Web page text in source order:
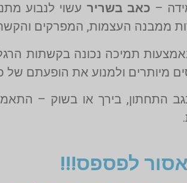
– כאב בשריר עשוי לנבוע
ממבנה העצמות, המפרקים
תמיכה נכונה בקשתות
מיותרים ולמנוע את הופעתם של
התחתון, בירך או בשוק –
לפספס!!!